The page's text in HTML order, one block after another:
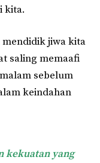
kita.
mendidik jiwa kita
saling memaafi
sebelum
keindahan
kekuatan yang